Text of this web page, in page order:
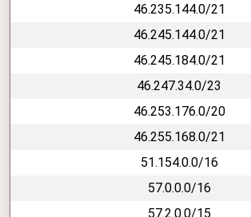
46.235.144.0/21
46.245.144.0/21
46.245.184.0/21
46.247.34.0/23
46.253.176.0/20
46.255.168.0/21
51.154.0.0/16
57.0.0.0/16
57.2.0.0/15